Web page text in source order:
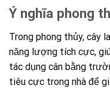
Ý nghĩa phong
Trong phong thủy, cây
năng lượng tích cực,
tác dụng cân bằng
tiêu cực trong nhà để